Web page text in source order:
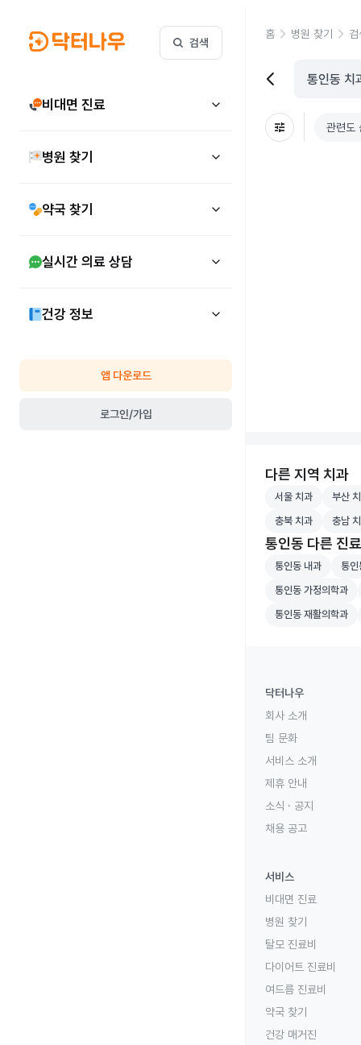
검색
비대면 진료
병원 찾기
약국 찾기
실시간 의료 상담
건강 정보
앱 다운로드
로그인/가입
홈 병원 찾기
관련도
다른 지역 치과
서울 치과 병원 검
서울 치과 부산
부산
충북 치과 병원 검
충북 치과 충남
충남
통인동 다른 진
통인동 내과 병원
통인동 내과 통
통인
통인동 가정의학
통인동 가정의학과
통인동 재활의학
통인동 재활의학과
닥터나우
회사 소개
팀 문화
서비스 소개
제휴 안내
소식 · 공지
채용 공고
서비스
비대면 진료
병원 찾기
탈모 진료비
다이어트 진료비
여드름 진료비
약국 찾기
건강 매거진